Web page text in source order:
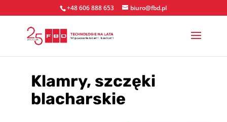
+48 606 888 653 biuro@fbd.pl
Klamry, szczęki
blacharskie